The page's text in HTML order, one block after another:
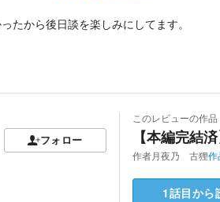
たから後日談を楽しみにしてます。
フォロー
このレビューの作品
【本編完結
作者月夜乃 古狸作
1話目から